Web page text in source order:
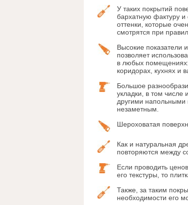
У таких покрытий
бархатную фактуру и
оттенки, которые
смотрятся при
Высокие показатели
позволяет
в любых помещениях:
коридорах, кухнях и
Большое
укладки, в том числе
другими напольными
незаметным.
Шероховатая
Как и натуральная
повторяются между
Если проводить
его текстуры, то
Также, за таким
необходимости его